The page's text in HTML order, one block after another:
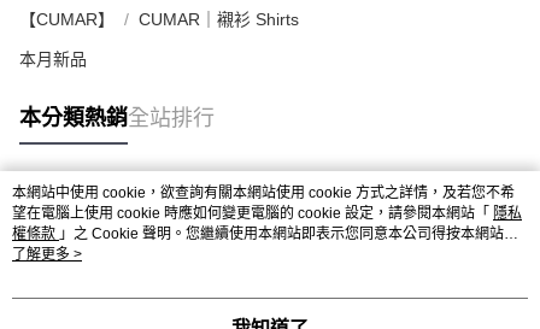
【CUMAR】 CUMAR｜襯衫 Shirts
本月新品
本分類熱銷全站排行
熱門標籤
本網站中使用 cookie，欲查詢有關本網站使用 cookie 方式之詳情，及若您不希
望在電腦上使用 cookie 時應如何變更電腦的 cookie 設定，請參閱本網站「 隱私
權條款 」之 Cookie 聲明。您繼續使用本網站即表示您同意本公司得按本網站使
用條款之 Cookie 聲明使用 cookie。
了解更多 >